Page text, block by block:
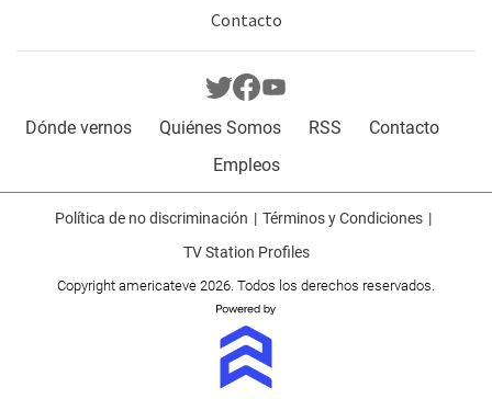
Contacto
Dónde vernos Quiénes Somos RSS
Contacto
Empleos
Política de no discriminación
Términos y Condiciones
TV Station Profiles
Copyright americateve 2026. Todos los derechos reservados.